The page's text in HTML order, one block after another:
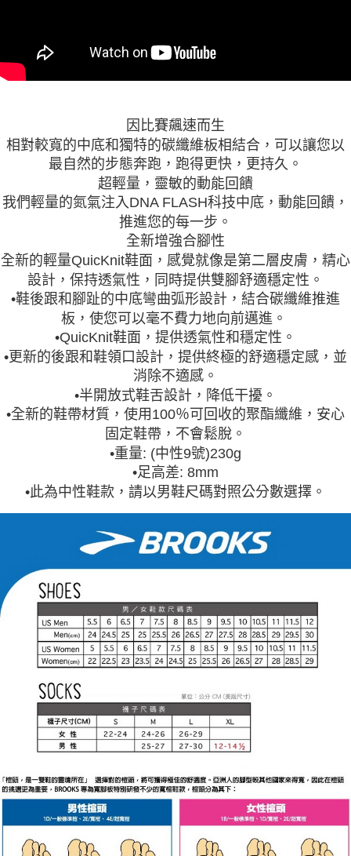
因比賽飆速而生
相對較寬的中底和獨特的碳纖維板相結合，可以讓您以
最自然的步態奔跑，跑得更快，更持久。
超輕量，靈敏的動能回饋
我們輕量的氮氣注入DNA FLASH科技中底，動能回饋，
推進您的每一步。
全新增強合腳性
全新的輕量QuicKnit鞋面，感覺就像是第二層皮膚，精心
設計，保持透氣性，同時提供雙腳舒適穩定性。
•鞋後跟和腳趾的中底彎曲弧形設計，結合碳纖維推進
板，使您可以毫不費力地向前邁進。
•QuicKnit鞋面，提供透氣性和穩定性。
•更新的後跟和鞋領口設計，提供終極的舒適穩定感，並
消除不適感。
•半開放式鞋舌設計，降低干擾。
•全新的鞋帶材質，使用100％可回收的聚酯纖維，安心
固定鞋帶，不會鬆脫。
•重量: (中性9號)230g
•足高差: 8mm
•此為中性鞋款，請以男鞋尺碼對照公分數選擇。